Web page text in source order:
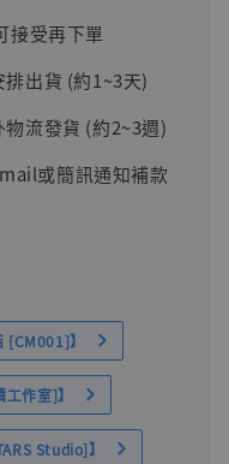
接受再下單
出貨 (約1~3天)
流發貨 (約2~3週)
或簡訊通知補款
】
作室]】
Studio]】